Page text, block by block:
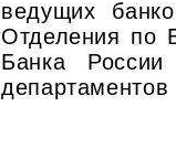
ведущих
Отделения по
Банка